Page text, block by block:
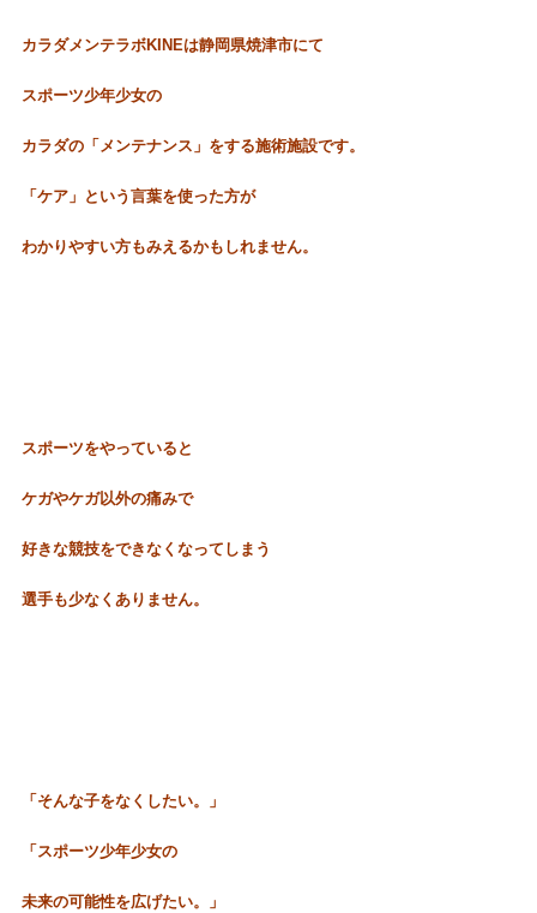
カラダメンテラボKIN Eは静岡県焼津市にて
スポーツ少年少女の
カラダの「メンテナンス」をする施術施設です。
「ケア」という言葉を使った方が
わかりやすい方もみえるかもしれません。
スポーツをやっていると
ケガやケガ以外の痛みで
好きな競技をできなくなってしまう
選手も少なくありません。
「そんな子をなくしたい。」
「スポーツ少年少女の
未来の可能性を広げたい。」